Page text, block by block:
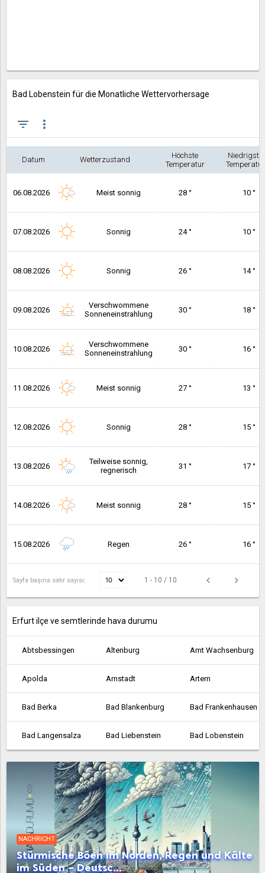
Bad Lobenstein für die Monatliche Wettervorhersage
filter_list more_vert
Datum Wetterzustand
Höchste
Temperatur
Niedrigste
Temperatur
06.08.2026 Meist sonnig 28 ° 10 °
07.08.2026 Sonnig 24 ° 10 °
08.08.2026 Sonnig 26 ° 14 °
09.08.2026
Verschwommene
Sonneneinstrahlung
30 ° 18 °
10.08.2026
Verschwommene
Sonneneinstrahlung
30 ° 16 °
11.08.2026 Meist sonnig 27 ° 13 °
12.08.2026 Sonnig 28 ° 15 °
13.08.2026
Teilweise sonnig,
regnerisch
31 ° 17 °
14.08.2026 Meist sonnig 28 ° 15 °
15.08.2026 Regen 26 ° 16 °
Sayfa başına satır sayısı: 1 - 10 / 10
Erfurt ilçe ve semtlerinde hava durumu
Abtsbessingen Altenburg Amt Wachsenburg
Apolda Arnstadt Artern
Bad Berka Bad Blankenburg Bad Frankenhausen
Bad Langensalza Bad Liebenstein Bad Lobenstein
Bad Salzungen Berliner Platz Bindersleben
Bischleben Blankenhain Bleicherode
Brotterode-Trusetal Dornburg-Camburg Drei Gleichen
Eisenach Eisenberg Eisfeld
NACHRICHT
Stürmische Böen im Norden, Regen und Kälte
im Süden – Deutsc...